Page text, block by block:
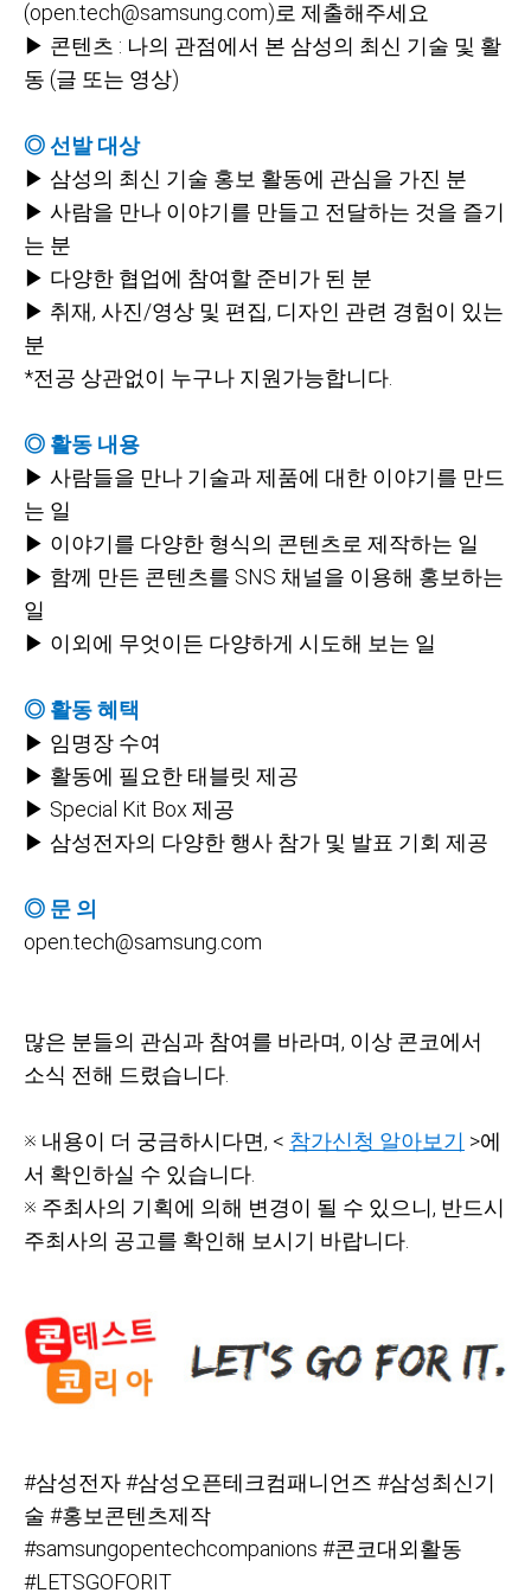
(open.tech@samsung.com)로 제출해주세요
▶ 콘텐츠 : 나의 관점에서 본 삼성의 최신 기술 및 활
동 (글 또는 영상)
◎ 선발 대상
▶ 삼성의 최신 기술 홍보 활동에 관심을 가진 분
▶ 사람을 만나 이야기를 만들고 전달하는 것을 즐기
는 분
▶ 다양한 협업에 참여할 준비가 된 분
▶ 취재, 사진/영상 및 편집, 디자인 관련 경험이 있는
분
*전공 상관없이 누구나 지원가능합니다.
◎ 활동 내용
▶ 사람들을 만나 기술과 제품에 대한 이야기를 만드
는 일
▶ 이야기를 다양한 형식의 콘텐츠로 제작하는 일
▶ 함께 만든 콘텐츠를 SNS 채널을 이용해 홍보하는
일
▶ 이외에 무엇이든 다양하게 시도해 보는 일
◎ 활동 혜택
▶ 임명장 수여
▶ 활동에 필요한 태블릿 제공
▶ Special Kit Box 제공
▶ 삼성전자의 다양한 행사 참가 및 발표 기회 제공
◎ 문 의
open.tech@samsung.com
많은 분들의 관심과 참여를 바라며, 이상 콘코에서
소식 전해 드렸습니다.
※ 내용이 더 궁금하시다면, < 참가신청 알아보기 >에
서 확인하실 수 있습니다.
※ 주최사의 기획에 의해 변경이 될 수 있으니, 반드시
주최사의 공고를 확인해 보시기 바랍니다.
#삼성전자 #삼성오픈테크컴패니언즈 #삼성최신기
술 #홍보콘텐츠제작
#samsungopentechcompanions #콘코대외활동
#LETSGOFORIT